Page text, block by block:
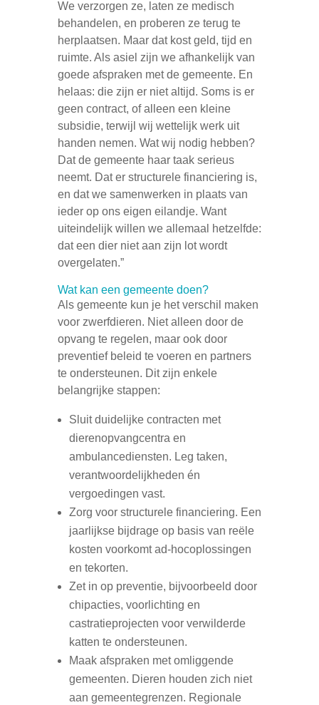
We verzorgen ze, laten ze medisch
behandelen, en proberen ze terug te
herplaatsen. Maar dat kost geld, tijd en
ruimte. Als asiel zijn we afhankelijk van
goede afspraken met de gemeente. En
helaas: die zijn er niet altijd. Soms is er
geen contract, of alleen een kleine
subsidie, terwijl wij wettelijk werk uit
handen nemen. Wat wij nodig hebben?
Dat de gemeente haar taak serieus
neemt. Dat er structurele financiering is,
en dat we samenwerken in plaats van
ieder op ons eigen eilandje. Want
uiteindelijk willen we allemaal hetzelfde:
dat een dier niet aan zijn lot wordt
overgelaten.”
Wat kan een gemeente doen?
Als gemeente kun je het verschil maken
voor zwerfdieren. Niet alleen door de
opvang te regelen, maar ook door
preventief beleid te voeren en partners
te ondersteunen. Dit zijn enkele
belangrijke stappen:
Sluit duidelijke contracten met
dierenopvangcentra en
ambulancediensten. Leg taken,
verantwoordelijkheden én
vergoedingen vast.
Zorg voor structurele financiering. Een
jaarlijkse bijdrage op basis van reële
kosten voorkomt ad-hocoplossingen
en tekorten.
Zet in op preventie, bijvoorbeeld door
chipacties, voorlichting en
castratieprojecten voor verwilderde
katten te ondersteunen.
Maak afspraken met omliggende
gemeenten. Dieren houden zich niet
aan gemeentegrenzen. Regionale